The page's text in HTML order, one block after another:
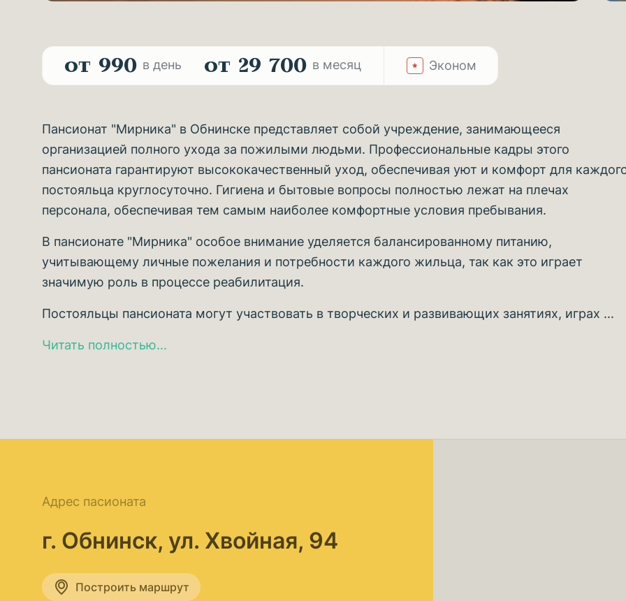
от 990 в день от 29 700 в месяц Эконом
Пансионат "Мирника" в Обнинске представляет собой учреждение, занимающееся
организацией полного ухода за пожилыми людьми. Профессиональные кадры этого
пансионата гарантируют высококачественный уход, обеспечивая уют и комфорт для
постояльца круглосуточно. Гигиена и бытовые вопросы полностью лежат на плечах
персонала, обеспечивая тем самым наиболее комфортные условия пребывания.
В пансионате "Мирника" особое внимание уделяется балансированному питанию,
учитывающему личные пожелания и потребности каждого жильца, так как это играет
значимую роль в процессе реабилитация.
Постояльцы пансионата могут участвовать в творческих и развивающих занятиях, играх ...
Читать полностью...
Адрес пасионата
г. Обнинск, ул. Хвойная, 94
Построить маршрут